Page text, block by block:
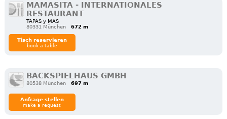
MAMASITA - INTERNATIONALES
RESTAURANT
TAPAS y MAS
80331 München
672 m
Tisch reservieren
book a table
BACKSPIELHAUS GMBH
80538 München 697 m
Anfrage stellen
make a request